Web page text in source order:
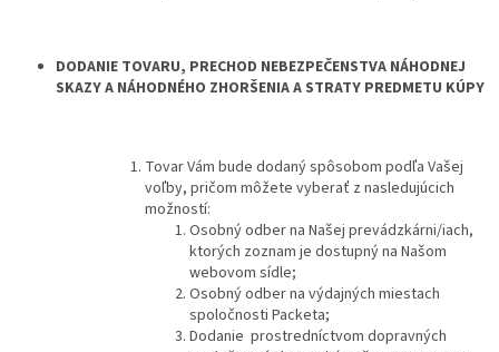
DODANIE TOVARU, PRECHOD NEBEZPEČENSTVA NÁHODNEJ
SKAZY A NÁHODNÉHO ZHORŠENIA A STRATY PREDMETU KÚPY
Tovar Vám bude dodaný spôsobom podľa Vašej
voľby, pričom môžete vyberať z nasledujúcich
možností:
Osobný odber na Našej prevádzkárni/iach,
ktorých zoznam je dostupný na Našom
webovom sídle;
Osobný odber na výdajných miestach
spoločnosti Packeta;
Dodanie prostredníctvom dopravných